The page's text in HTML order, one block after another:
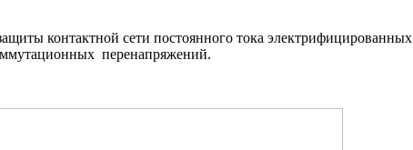
контактной сети постоянного тока электрифицированных
перенапряжений.